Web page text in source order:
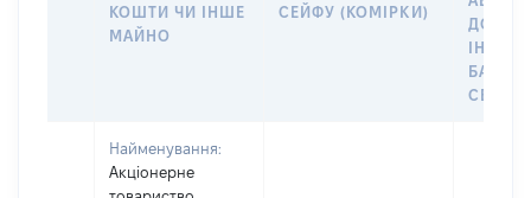
КОШТИ ЧИ ІНШЕ
МАЙНО
СЕЙФУ (КОМІРКИ)
ДО
СЕЙФУ
Найменування:
Акціонерне